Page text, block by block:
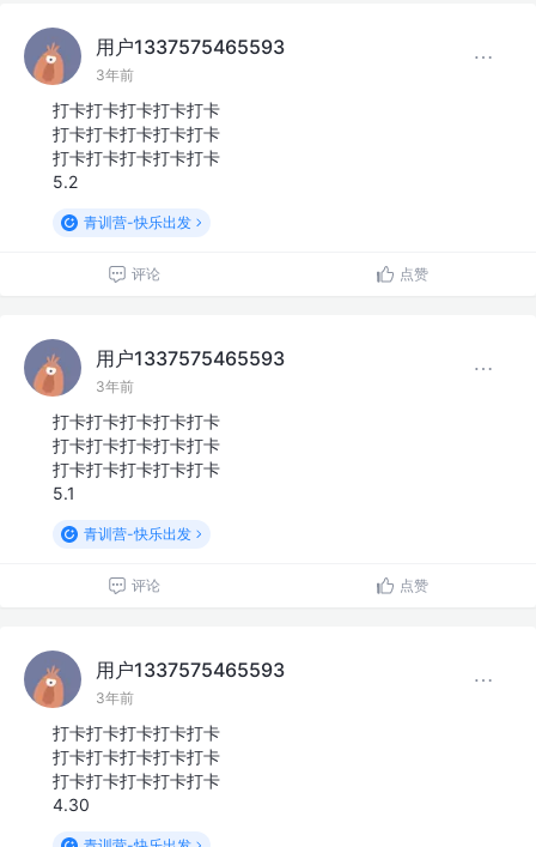
用户1337575465593
3年前
打卡打卡打卡打卡打卡
打卡打卡打卡打卡打卡
打卡打卡打卡打卡打卡
5.2
青训营-快乐出发
评论 点赞
用户1337575465593
3年前
打卡打卡打卡打卡打卡
打卡打卡打卡打卡打卡
打卡打卡打卡打卡打卡
5.1
青训营-快乐出发
评论 点赞
用户1337575465593
3年前
打卡打卡打卡打卡打卡
打卡打卡打卡打卡打卡
打卡打卡打卡打卡打卡
4.30